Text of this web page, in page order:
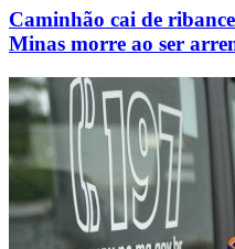
Caminhão cai de
Minas morre ao ser